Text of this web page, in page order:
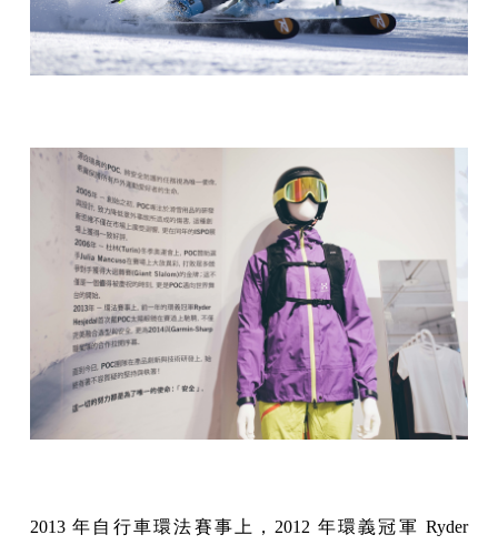
2013 年自行車環法賽事上，2012 年環義冠軍 Ryder